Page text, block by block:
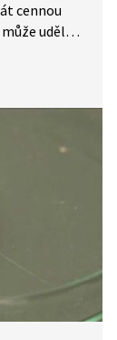
cennou
udělat